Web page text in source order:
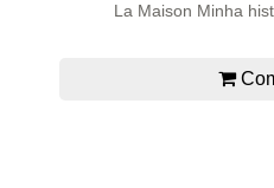
La Maison Minha